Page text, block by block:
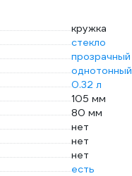
кружка
стекло
прозрачный
однотонный
0.32 л
105 мм
80 мм
нет
нет
нет
есть